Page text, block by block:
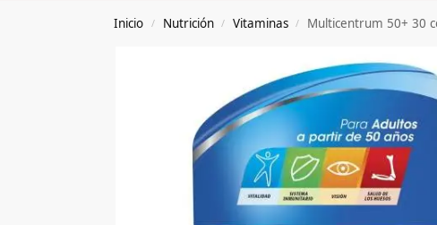
Inicio / Nutrición / Vitaminas / Multicentrum 50+ 30